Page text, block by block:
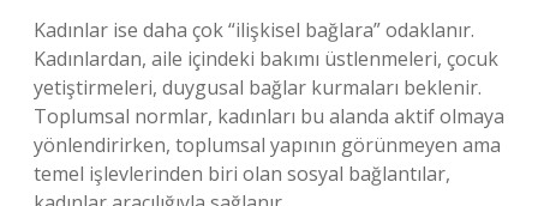
Kadınlar ise daha çok “ilişkisel bağlara” odaklanır.
Kadınlardan, aile içindeki bakımı üstlenmeleri, çocuk
yetiştirmeleri, duygusal bağlar kurmaları beklenir.
Toplumsal normlar, kadınları bu alanda aktif olmaya
yönlendirirken, toplumsal yapının görünmeyen ama
temel işlevlerinden biri olan sosyal bağlantılar,